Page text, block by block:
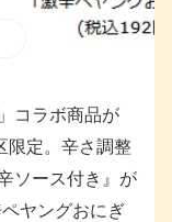
コラボ商品が
限定。辛さ調整
ソース付き』が
ヤングおにぎ